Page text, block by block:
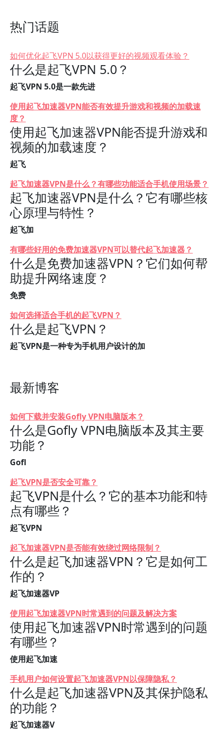
热门话题
如何优化起飞VPN 5.0以获得更好的视频观看体验？
什么是起飞VPN 5.0？
起飞VPN 5.0是一款先进
使用起飞加速器VPN能否有效提升游戏和视频的加载速
度？
使用起飞加速器VPN能否提升游戏和
视频的加载速度？
起飞
起飞加速器VPN是什么？有哪些功能适合手机使用场景？
起飞加速器VPN是什么？它有哪些核
心原理与特性？
起飞加
有哪些好用的免费加速器VPN可以替代起飞加速器？
什么是免费加速器VPN？它们如何帮
助提升网络速度？
免费
如何选择适合手机的起飞VPN？
什么是起飞VPN？
起飞VPN是一种专为手机用户设计的加
最新博客
如何下载并安装Gofly VPN电脑版本？
什么是Gofly VPN电脑版本及其主要
功能？
Gofl
起飞VPN是否安全可靠？
起飞VPN是什么？它的基本功能和特
点有哪些？
起飞VPN
起飞加速器VPN是否能有效绕过网络限制？
什么是起飞加速器VPN？它是如何工
作的？
起飞加速器VP
使用起飞加速器VPN时常遇到的问题及解决方案
使用起飞加速器VPN时常遇到的问题
有哪些？
使用起飞加速
手机用户如何设置起飞加速器VPN以保障隐私？
什么是起飞加速器VPN及其保护隐私
的功能？
起飞加速器V